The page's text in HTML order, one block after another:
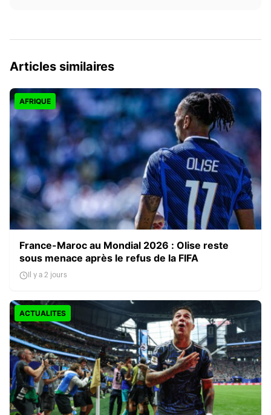
Articles similaires
AFRIQUE
France-Maroc au Mondial 2026 : Olise reste
sous menace après le refus de la FIFA
Il y a 2 jours
ACTUALITES